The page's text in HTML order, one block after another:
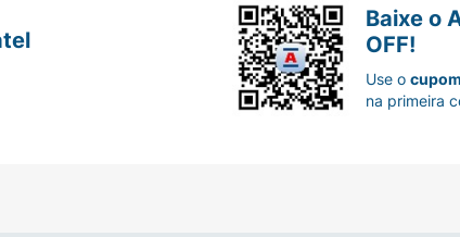
cálcio.
na mochila, bolsa ou deixar na gaveta do
Baixe o
OFF!
Use ocupom
na primeira